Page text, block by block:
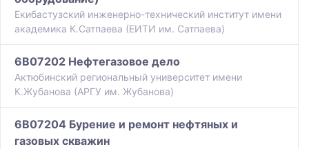
Екибастузский инженерно-технический институт имени
академика К.Сатпаева (ЕИТИ им. Сатпаева)
6B07202 Нефтегазовое дело
Актюбинский региональный университет имени
К.Жубанова (АРГУ им. Жубанова)
6B07204 Бурение и ремонт нефтяных и
газовых скважин